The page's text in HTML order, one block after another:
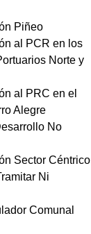
Piñeo
al PCR en los
Norte y
al PRC en el
Alegre
No
Sector Céntrico
Ni
Comunal